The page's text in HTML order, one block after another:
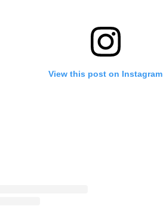
View this post on Instagram